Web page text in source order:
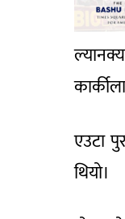
एउटा
थियो।